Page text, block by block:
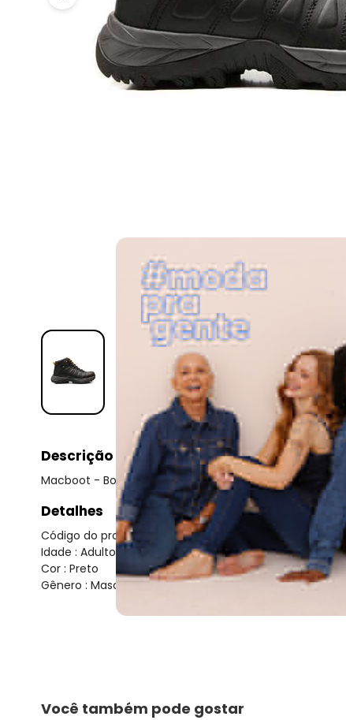
Descrição
Macboot - Bota Masculina Adventure Macboot Harp02
Detalhes
Código do produto: 23442125
Idade : Adulto
Cor : Preto
Gênero : Masculino
Você também pode gostar